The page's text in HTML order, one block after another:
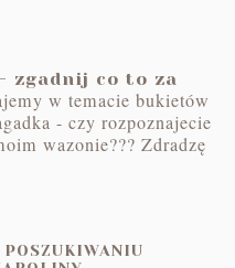
zgadnij co to za
w temacie bukietów
- czy rozpoznajecie
wazonie??? Zdradzę